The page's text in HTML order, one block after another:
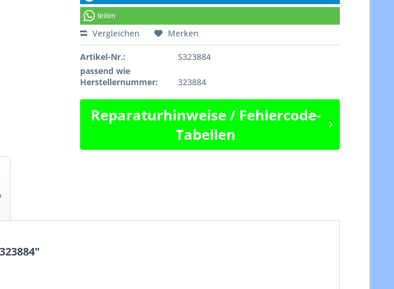
teilen
Vergleichen Merken
Artikel-Nr.:
S323884
passend wie
Herstellernummer:
323884
Reparaturhinweise / Fehlercode-
Tabellen